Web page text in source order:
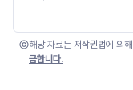
해당 자료는 저작권법에 의해
금합니다.